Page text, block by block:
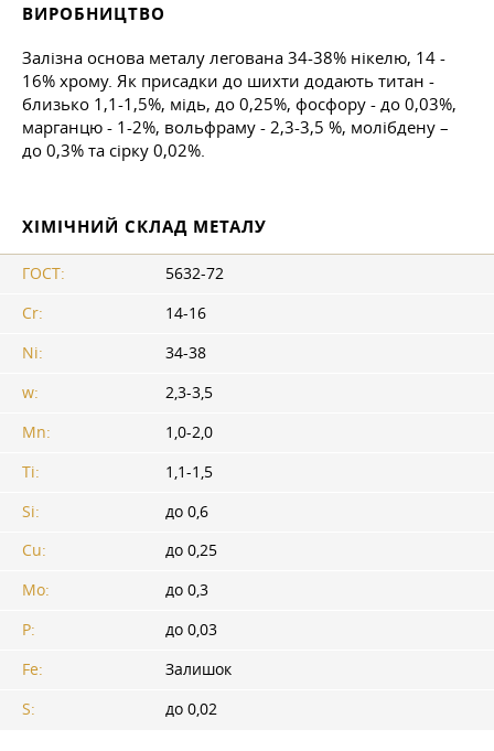
ВИРОБНИЦТВО
Залізна основа металу легована 34-38% нікелю, 14 -
16% хрому. Як присадки до шихти додають титан -
близько 1,1-1,5%, мідь, до 0,25%, фосфору - до 0,03%,
марганцю - 1-2%, вольфраму - 2,3-3,5 %, молібдену –
до 0,3% та сірку 0,02%.
ХІМІЧНИЙ СКЛАД МЕТАЛУ
ГОСТ:
5632-72
Cr:
14-16
Ni:
34-38
w:
2,3-3,5
Mn:
1,0-2,0
Ti:
1,1-1,5
Si:
до 0,6
Cu:
до 0,25
Mo:
до 0,3
P:
до 0,03
Fe:
Залишок
S:
до 0,02